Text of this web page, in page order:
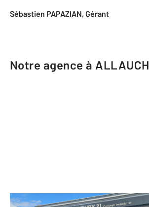
Sébastien PAPAZIAN, Gérant
Notre agence à ALLAUCH